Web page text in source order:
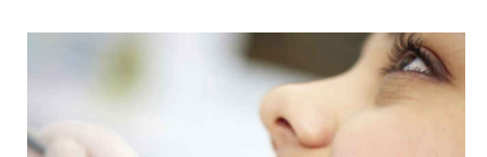
SELECCIÓN DE PRODUCTOS
PARA PROFESIONALES